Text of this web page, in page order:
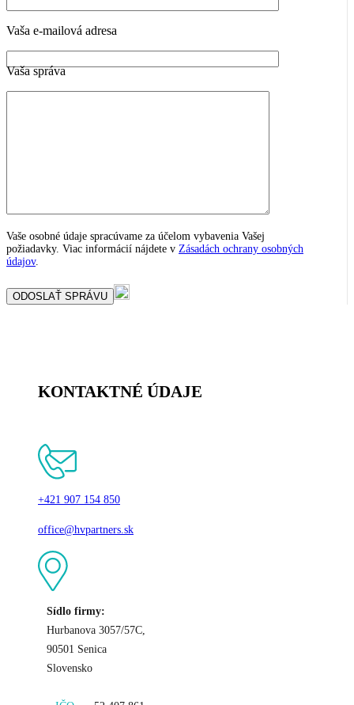
Vaša e-mailová adresa
Vaša správa
Vaše osobné údaje spracúvame za účelom vybavenia Vašej
požiadavky. Viac informácií nájdete v Zásadách ochrany osobných
údajov.
KONTAKTNÉ ÚDAJE
+421 907 154 850
office@hvpartners.sk
Sídlo firmy:
Hurbanova 3057/57C,
90501 Senica
Slovensko